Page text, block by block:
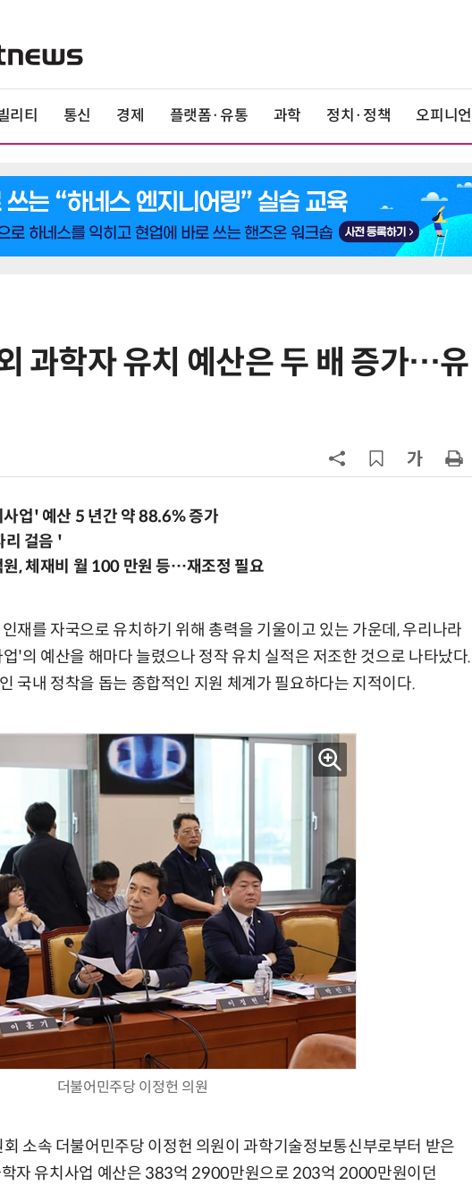
리티 통신 경제 플랫폼·유통 과학 정치·정책 오피니언
과학자 유치 예산은 두 배 증가…유
업' 예산 5 년간 약 88.6% 증가
리 걸음 '
, 체재비 월 100 만원 등…재조정 필요
재를 자국으로 유치하기 위해 총력을 기울이고 있는 가운데, 우리나라
'의 예산을 해마다 늘렸으나 정작 유치 실적은 저조한 것으로 나타났다.
국내 정착을 돕는 종합적인 지원 체계가 필요하다는 지적이다.
더불어민주당 이정헌 의원
소속 더불어민주당 이정헌 의원이 과학기술정보통신부로부터 받은
학자 유치사업 예산은 383억 2900만원으로 203억 2000만원이던
6
최저임금 1만700원 최종 확정…노
액공제' 신설… 지방 생산 시 혜택
9
정점식 “김용범 이미 한국경제 빌
런…李 대통령, 경질 결단해야”
10 돌려차기 피해자 불러 놓고 “돌려차
기 한번 해라”…선 넘은 친한계
AI Native Enterprise를 지원하는 AI Ready Data 플랫폼 활용 전략